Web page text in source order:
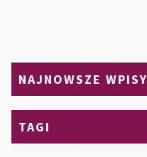
NAJNOWSZE WPISY
TAGI